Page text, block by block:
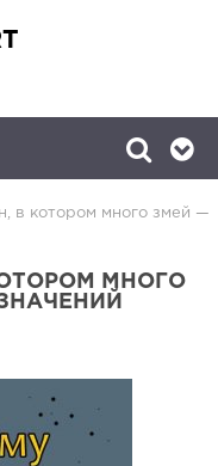
в котором много змей —
МНОГО